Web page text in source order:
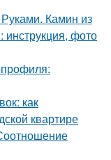
Камин из
инструкция, фото
как
квартире